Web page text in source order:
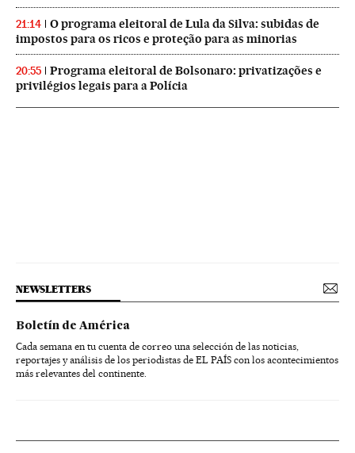
21:14
O programa eleitoral de Lula da Silva: subidas de
impostos para os ricos e proteção para as minorias
20:55
Programa eleitoral de Bolsonaro: privatizações e
privilégios legais para a Polícia
NEWSLETTERS
Boletín de América
Cada semana en tu cuenta de correo una selección de las noticias,
reportajes y análisis de los periodistas de EL PAÍS con los acontecimientos
más relevantes del continente.